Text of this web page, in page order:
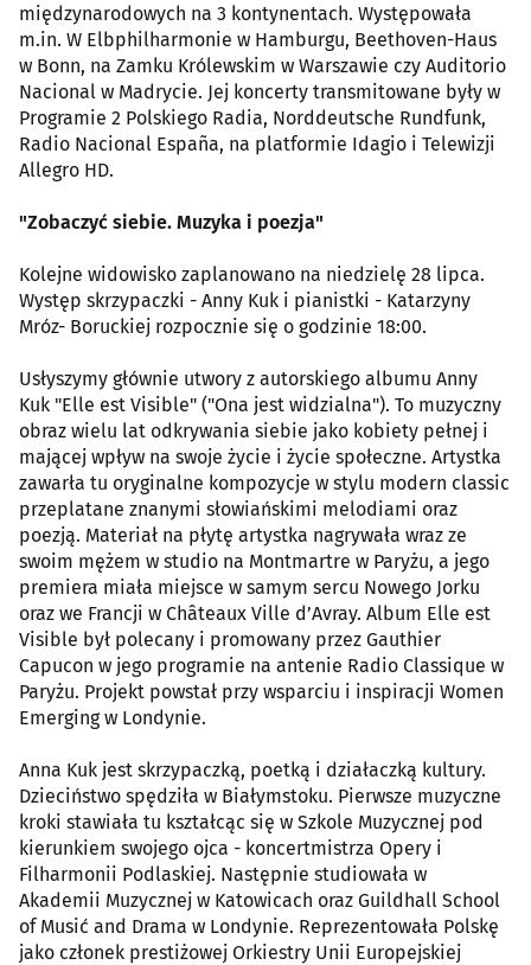
międzynarodowych na 3 kontynentach. Występowała
m.in. W Elbphilharmonie w Hamburgu, Beethoven-Haus
w Bonn, na Zamku Królewskim w Warszawie czy Auditorio
Nacional w Madrycie. Jej koncerty transmitowane były w
Programie 2 Polskiego Radia, Norddeutsche Rundfunk,
Radio Nacional España, na platformie Idagio i Telewizji
Allegro HD.
"Zobaczyć siebie. Muzyka i poezja"
Kolejne widowisko zaplanowano na niedzielę 28 lipca.
Występ skrzypaczki - Anny Kuk i pianistki - Katarzyny
Mróz- Boruckiej rozpocznie się o godzinie 18:00.
Usłyszymy głównie utwory z autorskiego albumu Anny
Kuk "Elle est Visible" ("Ona jest widzialna"). To muzyczny
obraz wielu lat odkrywania siebie jako kobiety pełnej i
mającej wpływ na swoje życie i życie społeczne. Artystka
zawarła tu oryginalne kompozycje w stylu modern classic
przeplatane znanymi słowiańskimi melodiami oraz
poezją. Materiał na płytę artystka nagrywała wraz ze
swoim mężem w studio na Montmartre w Paryżu, a jego
premiera miała miejsce w samym sercu Nowego Jorku
oraz we Francji w Châteaux Ville d’Avray. Album Elle est
Visible był polecany i promowany przez Gauthier
Capucon w jego programie na antenie Radio Classique w
Paryżu. Projekt powstał przy wsparciu i inspiracji Women
Emerging w Londynie.
Anna Kuk jest skrzypaczką, poetką i działaczką kultury.
Dzieciństwo spędziła w Białymstoku. Pierwsze muzyczne
kroki stawiała tu kształcąc się w Szkole Muzycznej pod
kierunkiem swojego ojca - koncertmistrza Opery i
Filharmonii Podlaskiej. Następnie studiowała w
Akademii Muzycznej w Katowicach oraz Guildhall School
of Musić and Drama w Londynie. Reprezentowała Polskę
jako członek prestiżowej Orkiestry Unii Europejskiej